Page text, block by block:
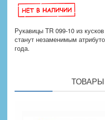
Рукавицы TR 099-10 из
станут незаменимым
года.
ТОВАРЫ